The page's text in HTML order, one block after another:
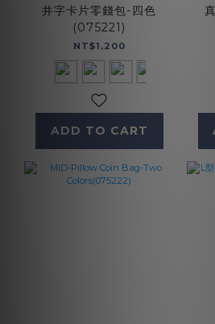
井字卡片零錢包-四色
(075221)
NT$1,200
ADD TO CART